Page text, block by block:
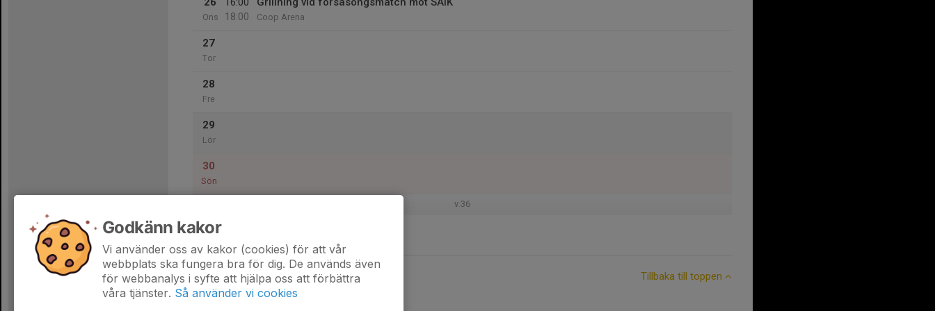
Ons
18:00
Coop Arena
27
Tor
28
Fre
29
Lör
30
Sön
v.36
31
Tillbaka till toppen
Godkänn kakor
Vi använder oss av kakor (cookies) för att vår
webbplats ska fungera bra för dig. De används även
för webbanalys i syfte att hjälpa oss att förbättra
våra tjänster. Så använder vi cookies